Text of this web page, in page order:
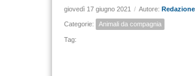
giovedì 17 giugno 2021 / Autore:
Categorie: Animali da compagnia
Tag: